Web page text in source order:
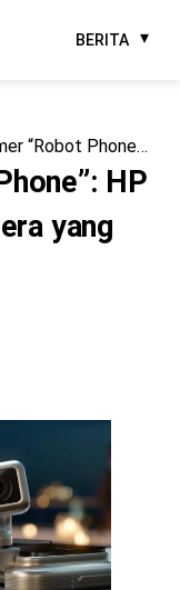
BERITA
Honor Pamer “Robot Phone”: HP Futuristik dengan Kamera yang Bisa Bergerak Sendiri
HP
yang